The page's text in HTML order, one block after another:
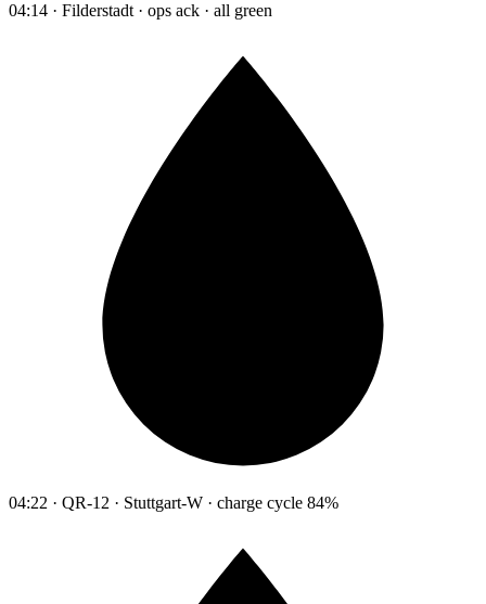
04:14 · Filderstadt · ops ack · all green
04:22 · QR-12 · Stuttgart-W · charge cycle 84%